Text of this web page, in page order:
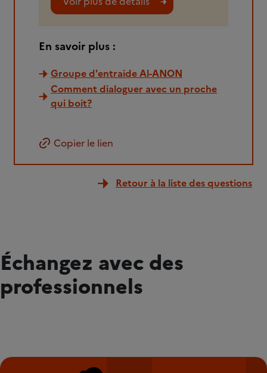
En savoir plus :
Groupe d'entraide Al-ANON
Comment dialoguer avec un proche
qui boit?
Copier le lien
Retour à la liste des questions
Échangez avec des
professionnels